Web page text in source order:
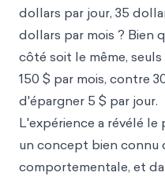
dollars par jour, 35
dollars par mois ? Bien
côté soit le même,
150 $ par mois, contre
d'épargner 5 $ par jour.
L'expérience a révélé le
un concept bien connu
comportementale, et